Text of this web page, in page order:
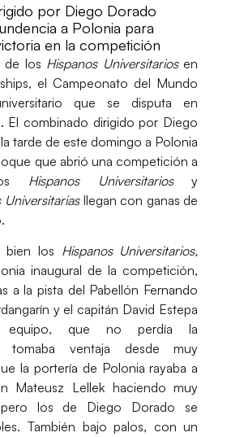
por Diego Dorado
a Polonia para
en la competición
de los Hispanos Universitariosen
elCampeonato del Mundo
que se disputa en
. El combinado dirigido por Diego
tarde de este domingo a Polonia
que abrió una competición a
Hispanos Universitariosy
Universitarias llegan con ganas de
bien los Hispanos Universitarios,
inaugural de la competición,
a la pista del Pabellón Fernando
y el capitán David Estepa
equipo, que no perdía la
tomaba ventaja desde muy
la portería de Poloniarayaba a
Mateusz Lellek haciendo muy
pero los de Diego Dorado se
También bajo palos, con un